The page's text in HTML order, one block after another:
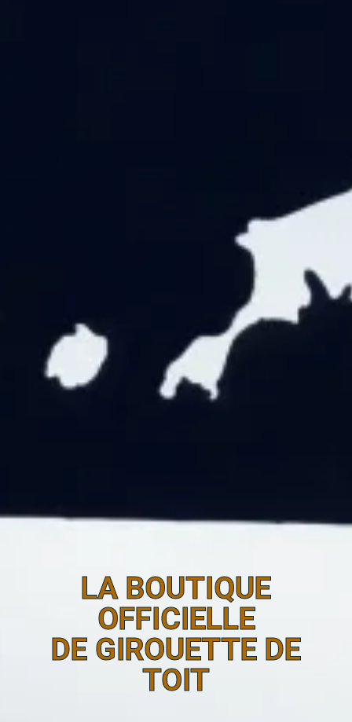
LA BOUTIQUE
OFFICIELLE
DE GIROUETTE DE
TOIT